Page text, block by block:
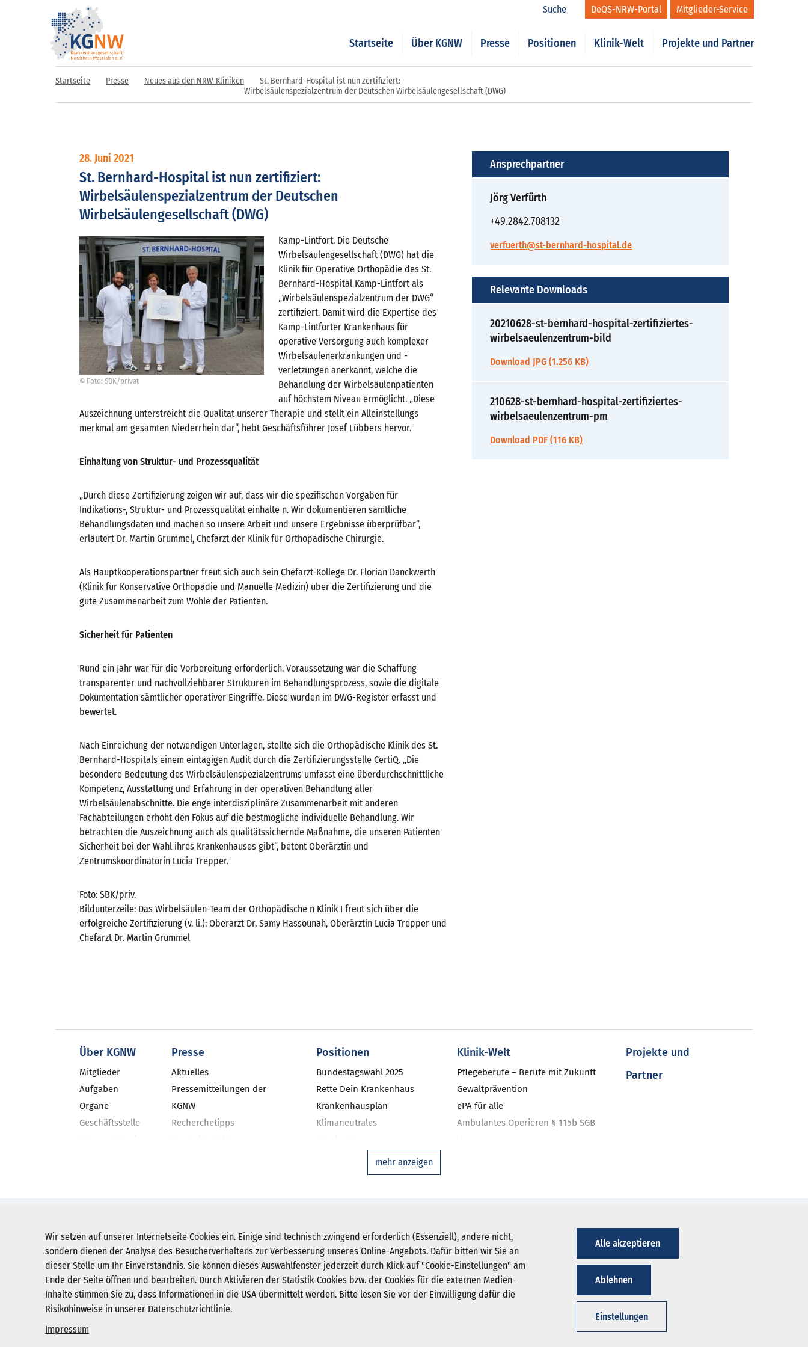
Wir setzen auf unserer Internetseite Cookies ein. Einige sind technisch zwingend erforderlich (Essenziell), andere nicht,
sondern dienen der Analyse des Besucherverhaltens zur Verbesserung unseres Online-Angebots. Dafür bitten wir Sie an
dieser Stelle um Ihr Einverständnis. Sie können dieses Auswahlfenster jederzeit durch Klick auf "Cookie-Einstellungen" am
Ende der Seite öffnen und bearbeiten. Durch Aktivieren der Statistik-Cookies bzw. der Cookies für die externen Medien-
Inhalte stimmen Sie zu, dass Informationen in die USA übermittelt werden. Bitte lesen Sie vor der Einwilligung dafür die
Risikohinweise in unserer Datenschutzrichtlinie.
Impressum
Alle akzeptieren
Ablehnen
Einstellungen
Suche DeQS-NRW-Portal Mitglieder-Service
Startseite Über KGNW Presse Positionen Klinik-Welt Projekte und Partner
Startseite Presse Neues aus den NRW-Kliniken
St. Bernhard-Hospital ist nun zertifiziert:
Wirbelsäulenspezialzentrum der Deutschen Wirbelsäulengesellschaft (DWG)
28. Juni 2021
St. Bernhard-Hospital ist nun zertifiziert:
Wirbelsäulenspezialzentrum der Deutschen
Wirbelsäulengesellschaft (DWG)
© Foto: SBK/privat
Kamp-Lintfort. Die Deutsche
Wirbelsäulengesellschaft (DWG) hat die
Klinik für Operative Orthopädie des St.
Bernhard-Hospital Kamp-Lintfort als
„Wirbelsäulenspezialzentrum der DWG“
zertifiziert. Damit wird die Expertise des
Kamp-Lintforter Krankenhaus für
operative Versorgung auch komplexer
Wirbelsäulenerkrankungen und -
verletzungen anerkannt, welche die
Behandlung der Wirbelsäulenpatienten
auf höchstem Niveau ermöglicht. „Diese
Auszeichnung unterstreicht die Qualität unserer Therapie und stellt ein Alleinstellungs
merkmal am gesamten Niederrhein dar“, hebt Geschäftsführer Josef Lübbers hervor.
Einhaltung von Struktur- und Prozessqualität
„Durch diese Zertifizierung zeigen wir auf, dass wir die spezifischen Vorgaben für
Indikations-, Struktur- und Prozessqualität einhalte n. Wir dokumentieren sämtliche
Behandlungsdaten und machen so unsere Arbeit und unsere Ergebnisse überprüfbar“,
erläutert Dr. Martin Grummel, Chefarzt der Klinik für Orthopädische Chirurgie.
Als Hauptkooperationspartner freut sich auch sein Chefarzt-Kollege Dr. Florian Danckwerth
(Klinik für Konservative Orthopädie und Manuelle Medizin) über die Zertifizierung und die
gute Zusammenarbeit zum Wohle der Patienten.
Sicherheit für Patienten
Rund ein Jahr war für die Vorbereitung erforderlich. Voraussetzung war die Schaffung
transparenter und nachvollziehbarer Strukturen im Behandlungsprozess, sowie die digitale
Dokumentation sämtlicher operativer Eingriffe. Diese wurden im DWG-Register erfasst und
bewertet.
Nach Einreichung der notwendigen Unterlagen, stellte sich die Orthopädische Klinik des St.
Bernhard-Hospitals einem eintägigen Audit durch die Zertifizierungsstelle CertiQ. „Die
besondere Bedeutung des Wirbelsäulenspezialzentrums umfasst eine überdurchschnittliche
Kompetenz, Ausstattung und Erfahrung in der operativen Behandlung aller
Wirbelsäulenabschnitte. Die enge interdisziplinäre Zusammenarbeit mit anderen
Fachabteilungen erhöht den Fokus auf die bestmögliche individuelle Behandlung. Wir
betrachten die Auszeichnung auch als qualitätssichernde Maßnahme, die unseren Patienten
Sicherheit bei der Wahl ihres Krankenhauses gibt“, betont Oberärztin und
Zentrumskoordinatorin Lucia Trepper.
Foto: SBK/priv.
Bildunterzeile: Das Wirbelsäulen-Team der Orthopädische n Klinik I freut sich über die
erfolgreiche Zertifizierung (v. li.): Oberarzt Dr. Samy Hassounah, Oberärztin Lucia Trepper und
Chefarzt Dr. Martin Grummel
Ansprechpartner
Jörg Verfürth
+49.2842.708132
verfuerth@st-bernhard-hospital.de
Relevante Downloads
20210628-st-bernhard-hospital-zertifiziertes-
wirbelsaeulenzentrum-bild
Download JPG (1.256 KB)
210628-st-bernhard-hospital-zertifiziertes-
wirbelsaeulenzentrum-pm
Download PDF (116 KB)
Über KGNW
Mitglieder
Aufgaben
Organe
Geschäftsstelle
Presse
Aktuelles
Pressemitteilungen der
KGNW
Recherchetipps
Positionen
Bundestagswahl 2025
Rette Dein Krankenhaus
Krankenhausplan
Klimaneutrales
Investitionsbarometer NRW
Landtagswahl 2022
Klinik-Welt
Pflegeberufe – Berufe mit Zukunft
Gewaltprävention
ePA für alle
Ambulantes Operieren § 115b SGB
Krankenhausstatistiken
Deutsches Krankenhausverzeichnis
Projekte und
Partner
mehr anzeigen
Newsletter abonnieren
Registrieren
KGNW - Krankenhausgesellschaft Nordrhein-Westfalen e. V.
Humboldtstraße 31,40237 Düsseldorf
info@kgnw.de
© 2026